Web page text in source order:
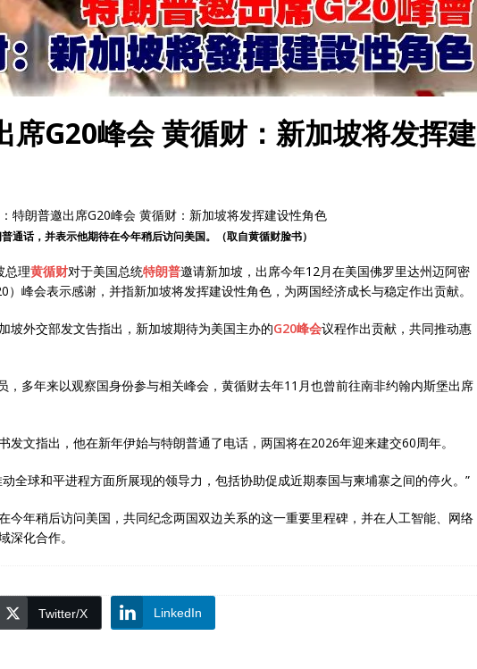
席G20峰会 黄循财：新加坡将发挥建
通话，并表示他期待在今年稍后访问美国。（取自黄循财脸书）
总理黄循财对于美国总统特朗普邀请新加坡，出席今年12月在美国佛罗里达州迈阿密
）峰会表示感谢，并指新加坡将发挥建设性角色，为两国经济成长与稳定作出贡献。
坡外交部发文告指出，新加坡期待为美国主办的G20峰会议程作出贡献，共同推动惠
，多年来以观察国身份参与相关峰会，黄循财去年11月也曾前往南非约翰内斯堡出席
发文指出，他在新年伊始与特朗普通了电话，两国将在2026年迎来建交60周年。
全球和平进程方面所展现的领导力，包括协助促成近期泰国与柬埔寨之间的停火。”
今年稍后访问美国，共同纪念两国双边关系的这一重要里程碑，并在人工智能、网络
深化合作。
Twitter/X LinkedIn